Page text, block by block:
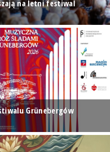
na letni festiwal
Grünebergów